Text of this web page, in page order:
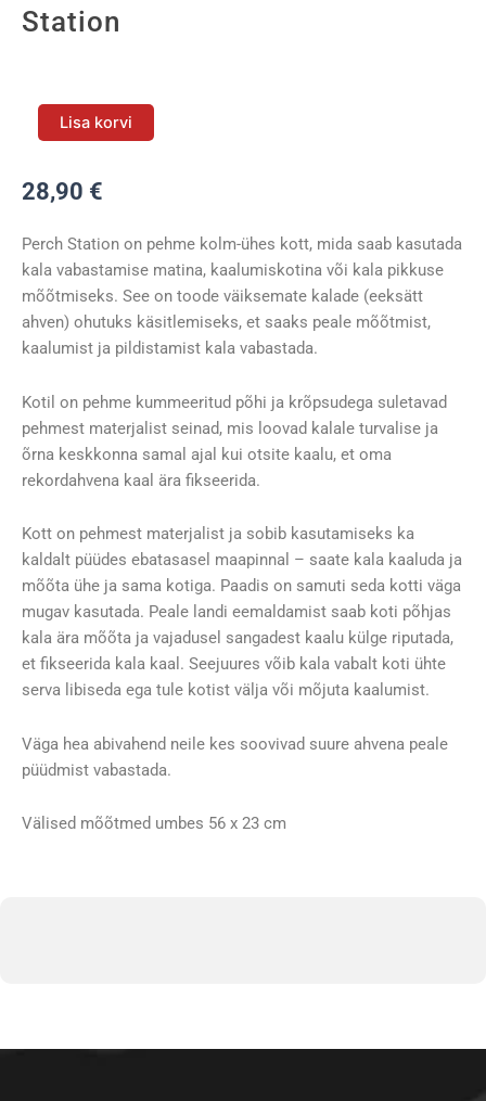
Station
FKP-
GEAR
Station
Lisa korvi
28,90 €
Perch Station on pehme kolm-ühes kott, mida saab kasutada
kala vabastamise matina, kaalumiskotina või kala pikkuse
mõõtmiseks. See on toode väiksemate kalade (eeksätt
ahven) ohutuks käsitlemiseks, et saaks peale mõõtmist,
kaalumist ja pildistamist kala vabastada.
Kotil on pehme kummeeritud põhi ja krõpsudega suletavad
pehmest materjalist seinad, mis loovad kalale turvalise ja
õrna keskkonna samal ajal kui otsite kaalu, et oma
rekordahvena kaal ära fikseerida.
Kott on pehmest materjalist ja sobib kasutamiseks ka
kaldalt püüdes ebatasasel maapinnal – saate kala kaaluda ja
mõõta ühe ja sama kotiga. Paadis on samuti seda kotti väga
mugav kasutada. Peale landi eemaldamist saab koti põhjas
kala ära mõõta ja vajadusel sangadest kaalu külge riputada,
et fikseerida kala kaal. Seejuures võib kala vabalt koti ühte
serva libiseda ega tule kotist välja või mõjuta kaalumist.
Väga hea abivahend neile kes soovivad suure ahvena peale
püüdmist vabastada.
Välised mõõtmed umbes 56 x 23 cm